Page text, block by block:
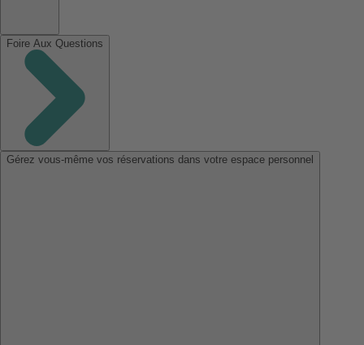
Foire Aux Questions
Gérez vous-même vos réservations dans votre espace personnel